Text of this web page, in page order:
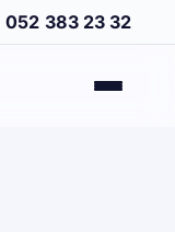
052 383 23 32